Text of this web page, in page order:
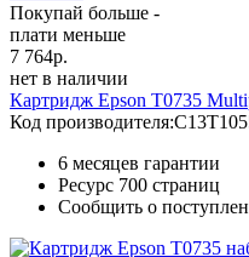
Покупай больше -
плати меньше
7 764р.
нет в наличии
Картридж Epson T0735
Код производителя:
6 месяцев гарантии
Ресурс 700 страниц
Сообщить о